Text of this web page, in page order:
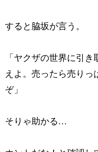
すると脇坂が言う。
「ヤクザの世界に引き
えよ。売ったら売りっ
ぞ」
そりゃ助かる…